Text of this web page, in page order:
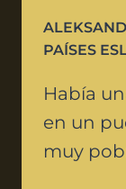
PAÍSES
Había
en un
muy